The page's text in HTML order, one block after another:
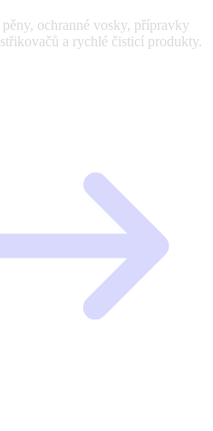
ochranné vosky, přípravky
a rychlé čisticí produkty.